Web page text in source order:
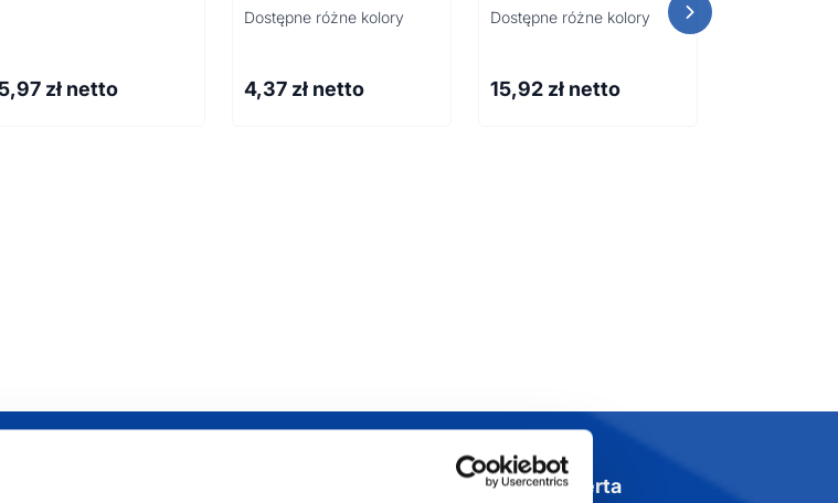
zł netto
Dostępne różne kolory
4,37 zł netto
Dostępne różne kolory
15,92 zł netto
Szeroka oferta